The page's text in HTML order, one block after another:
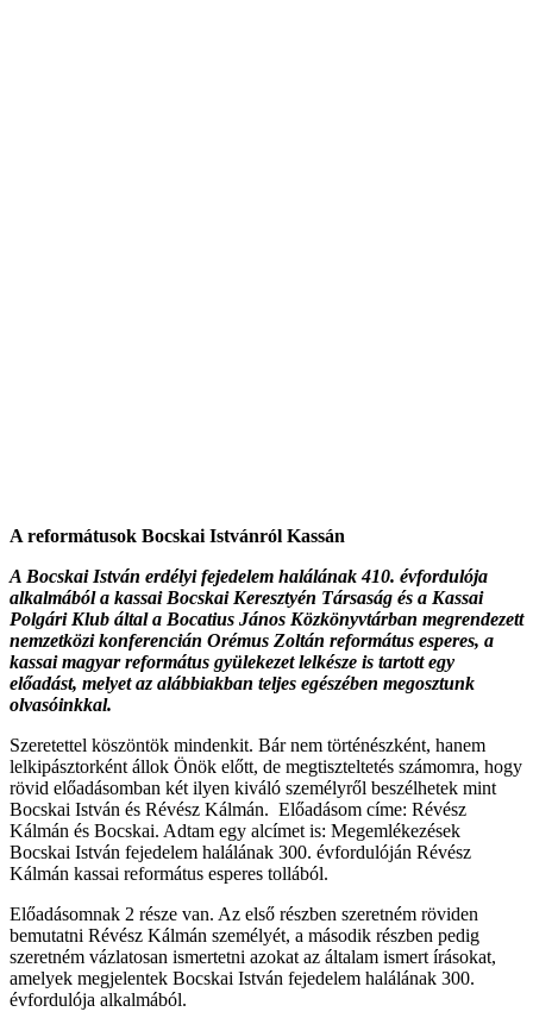
A reformátusok Bocskai Istvánról Kassán
A Bocskai István erdélyi fejedelem halálának 410. évfordulója
alkalmából a kassai Bocskai Keresztyén Társaság és a Kassai
Polgári Klub által a Bocatius János Közkönyvtárban megrendezett
nemzetközi konferencián Orémus Zoltán református esperes, a
kassai magyar református gyülekezet lelkésze is tartott egy
előadást, melyet az alábbiakban teljes egészében megosztunk
olvasóinkkal.
Szeretettel köszöntök mindenkit. Bár nem történészként, hanem
lelkipásztorként állok Önök előtt, de megtiszteltetés számomra, hogy
rövid előadásomban két ilyen kiváló személyről beszélhetek mint
Bocskai István és Révész Kálmán. Előadásom címe: Révész
Kálmán és Bocskai. Adtam egy alcímet is: Megemlékezések
Bocskai István fejedelem halálának 300. évfordulóján Révész
Kálmán kassai református esperes tollából.
Előadásomnak 2 része van. Az első részben szeretném röviden
bemutatni Révész Kálmán személyét, a második részben pedig
szeretném vázlatosan ismertetni azokat az általam ismert írásokat,
amelyek megjelentek Bocskai István fejedelem halálának 300.
évfordulója alkalmából.